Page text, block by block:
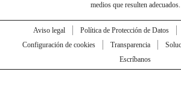
medios que resulten adecuados.
Aviso legal Política de Protección de Datos
Configuración de cookies
Transparencia
Escríbanos